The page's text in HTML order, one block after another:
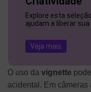
Explore esta
ajudam a liberar
Veja mais
O uso da vignette
acidental. Em